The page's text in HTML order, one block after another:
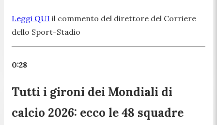
Leggi QUI il commento del direttore del Corriere
dello Sport-Stadio
0:28
Tutti i gironi dei Mondiali di
calcio 2026: ecco le 48 squadre